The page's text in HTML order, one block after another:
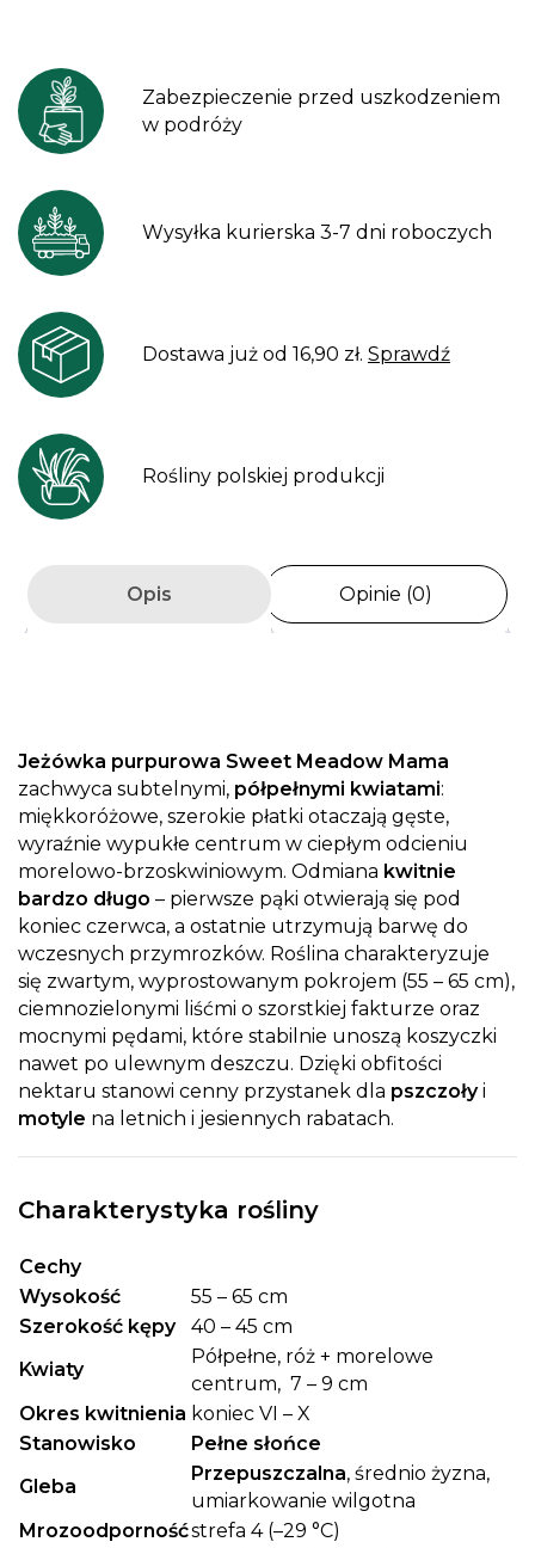
Zabezpieczenie przed uszkodzeniem
w podróży
Wysyłka kurierska 3-7 dni roboczych
Dostawa już od 16,90 zł. Sprawdź
Rośliny polskiej produkcji
Opis Opinie (0)
Jeżówka purpurowa Sweet Meadow Mama
zachwyca subtelnymi, półpełnymi kwiatami:
miękkoróżowe, szerokie płatki otaczają gęste,
wyraźnie wypukłe centrum w ciepłym odcieniu
morelowo-brzoskwiniowym. Odmiana kwitnie
bardzo długo – pierwsze pąki otwierają się pod
koniec czerwca, a ostatnie utrzymują barwę do
wczesnych przymrozków. Roślina charakteryzuje
się zwartym, wyprostowanym pokrojem (55 – 65 cm),
ciemnozielonymi liśćmi o szorstkiej fakturze oraz
mocnymi pędami, które stabilnie unoszą koszyczki
nawet po ulewnym deszczu. Dzięki obfitości
nektaru stanowi cenny przystanek dla pszczołyi
motyle na letnich i jesiennych rabatach.
Charakterystyka rośliny
Cechy
Wysokość
55 – 65 cm
Szerokość kępy
40 – 45 cm
Kwiaty
Półpełne, róż + morelowe
centrum, 7 – 9 cm
Okres kwitnienia koniec VI – X
Stanowisko
Pełne słońce
Gleba
Przepuszczalna, średnio żyzna,
umiarkowanie wilgotna
Mrozoodpornośćstrefa 4 (–29 °C)